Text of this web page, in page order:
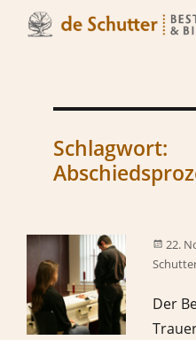
Schlagwort:
22.
Der